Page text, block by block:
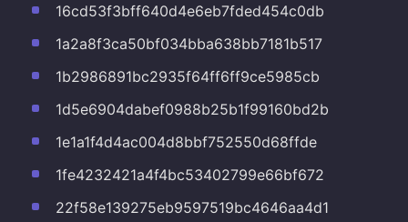
16cd53f3bff640d4e6eb7fded454c0db
1a2a8f3ca50bf034bba638bb7181b517
1b2986891bc2935f64ff6ff9ce5985cb
1d5e6904dabef0988b25b1f99160bd2b
1e1a1f4d4ac004d8bbf752550d68ffde
1fe4232421a4f4bc53402799e66bf672
22f58e139275eb9597519bc4646aa4d1